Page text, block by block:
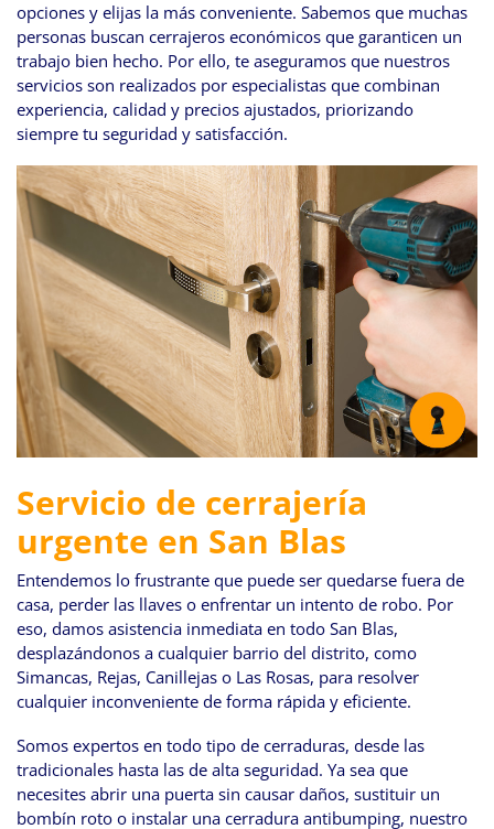
opciones y elijas la más conveniente. Sabemos que muchas
personas buscan cerrajeros económicos que garanticen un
trabajo bien hecho. Por ello, te aseguramos que nuestros
servicios son realizados por especialistas que combinan
experiencia, calidad y precios ajustados, priorizando
siempre tu seguridad y satisfacción.
Servicio de cerrajería
urgente en San Blas
Entendemos lo frustrante que puede ser quedarse fuera de
casa, perder las llaves o enfrentar un intento de robo. Por
eso, damos asistencia inmediata en todo San Blas,
desplazándonos a cualquier barrio del distrito, como
Simancas, Rejas, Canillejas o Las Rosas, para resolver
cualquier inconveniente de forma rápida y eficiente.
Somos expertos en todo tipo de cerraduras, desde las
tradicionales hasta las de alta seguridad. Ya sea que
necesites abrir una puerta sin causar daños, sustituir un
bombín roto o instalar una cerradura antibumping, nuestro